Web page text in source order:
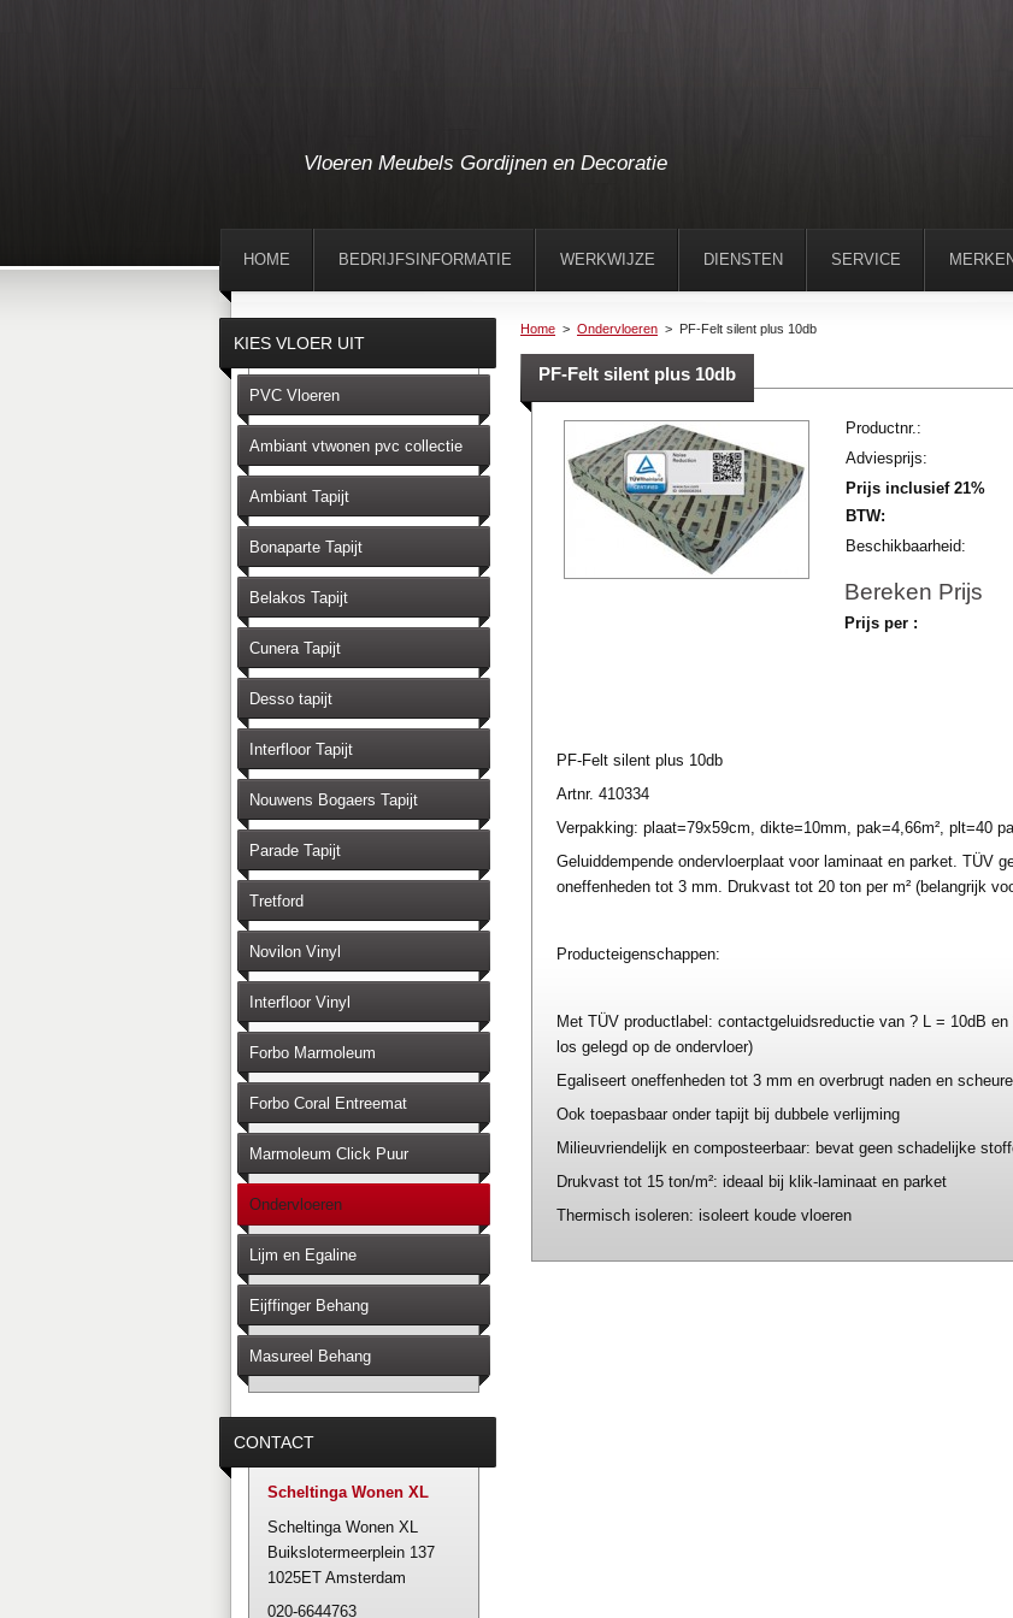
Vloeren Meubels Gordijnen en Decoratie
Home > Ondervloeren > PF-Felt silent plus 10db
PF-Felt silent plus 10db
Productnr.:
Adviesprijs:
Prijs inclusief 21%
BTW:
Beschikbaarheid:
Bereken Prijs
Prijs per :
PF-Felt silent plus 10db
Artnr. 410334
Verpakking: plaat=79x59cm, dikte=10mm, pak=4,66m², plt=40
Geluiddempende ondervloerplaat voor laminaat en parket. TÜV
oneffenheden tot 3 mm. Drukvast tot 20 ton per m² (belangrijk
Producteigenschappen:
Met TÜV productlabel: contactgeluidsreductie van ? L = 10dB
los gelegd op de ondervloer)
Egaliseert oneffenheden tot 3 mm en overbrugt naden en
Ook toepasbaar onder tapijt bij dubbele verlijming
Milieuvriendelijk en composteerbaar: bevat geen schadelijke
Drukvast tot 15 ton/m²: ideaal bij klik-laminaat en parket
Thermisch isoleren: isoleert koude vloeren
KIES VLOER UIT
PVC Vloeren
Ambiant vtwonen pvc collectie
Ambiant Tapijt
Bonaparte Tapijt
Belakos Tapijt
Cunera Tapijt
Desso tapijt
Interfloor Tapijt
Nouwens Bogaers Tapijt
Parade Tapijt
Tretford
Novilon Vinyl
Interfloor Vinyl
Forbo Marmoleum
Forbo Coral Entreemat
Marmoleum Click Puur
Ondervloeren
Lijm en Egaline
Eijffinger Behang
Masureel Behang
CONTACT
Scheltinga Wonen XL
Scheltinga Wonen XL
Buikslotermeerplein 137
1025ET Amsterdam
020-6644763
HOME BEDRIJFSINFORMATIE WERKWIJZE DIENSTEN SERVICE